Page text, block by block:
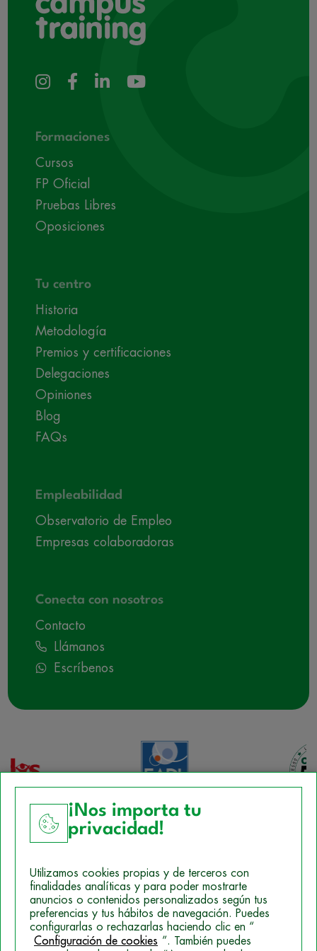
Formaciones
Cursos
FP Oficial
Pruebas Libres
Oposiciones
Tu centro
Historia
Metodología
Premios y certificaciones
Delegaciones
Opiniones
Blog
FAQs
Empleabilidad
Observatorio de Empleo
Empresas colaboradoras
Conecta con nosotros
Contacto
Llámanos
Escríbenos
Política de Cookies
Mapa del sitio
Politica de Privacidad
¡Nos importa tu
privacidad!
Utilizamos cookies propias y de terceros con
finalidades analíticas y para poder mostrarte
anuncios o contenidos personalizados según tus
preferencias y tus hábitos de navegación. Puedes
configurarlas o rechazarlas haciendo clic en “
Configuración de cookies ”. También puedes